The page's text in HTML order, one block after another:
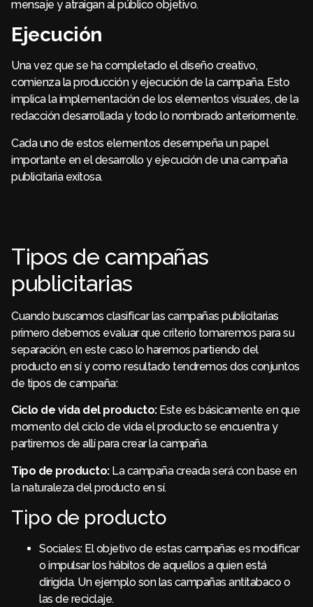
mensaje y atraigan al público objetivo.
Ejecución
Una vez que se ha completado el diseño creativo,
comienza la producción y ejecución de la campaña. Esto
implica la implementación de los elementos visuales, de la
redacción desarrollada y todo lo nombrado anteriormente.
Cada uno de estos elementos desempeña un papel
importante en el desarrollo y ejecución de una campaña
publicitaria exitosa.
Tipos de campañas
publicitarias
Cuando buscamos clasificar las campañas publicitarias
primero debemos evaluar que criterio tomaremos para su
separación, en este caso lo haremos partiendo del
producto en sí y como resultado tendremos dos conjuntos
de tipos de campaña:
Ciclo de vida del producto: Este es básicamente en que
momento del ciclo de vida el producto se encuentra y
partiremos de allí para crear la campaña.
Tipo de producto:La campaña creada será con base en
la naturaleza del producto en sí.
Tipo de producto
Sociales: El objetivo de estas campañas es modificar
o impulsar los hábitos de aquellos a quien está
dirigida. Un ejemplo son las campañas antitabaco o
las de reciclaje.